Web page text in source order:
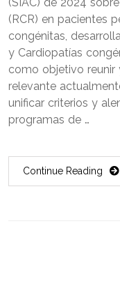
(RCR) en pacientes
congénitas,
y Cardiopatías
como objetivo reunir
relevante
unificar criterios y
programas de …
Continue Reading